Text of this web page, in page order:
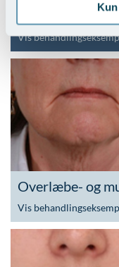
Vis
Overlæbe- og
Vis